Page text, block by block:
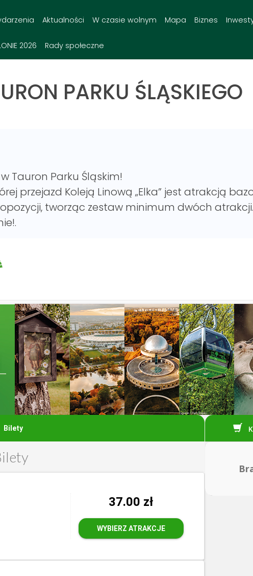
Aktualności W czasie wolnym Mapa Biznes
2026 Rady społeczne
PARKU ŚLĄSKIEGO
Tauron Parku Śląskim!
przejazd Koleją Linową „Elka” jest atrakcją
tworząc zestaw minimum dwóch